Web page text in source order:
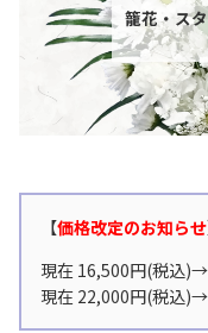
籠花・ス
【価格改定のお知らせ
現在 16,500円(税込)→
現在 22,000円(税込)→